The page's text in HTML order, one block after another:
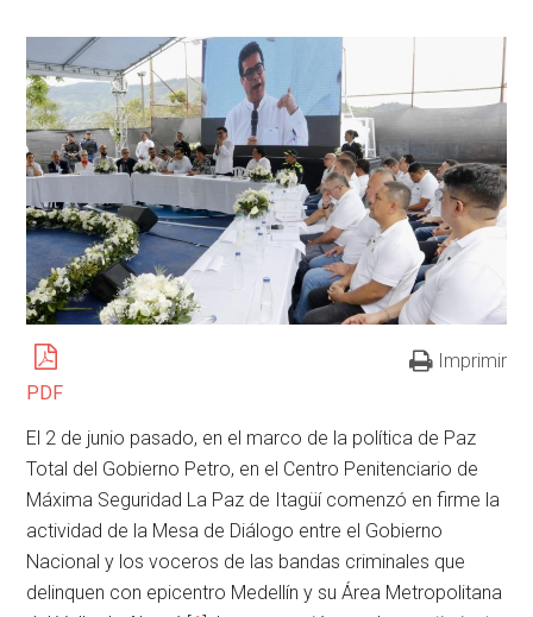
PDF
Imprimir
El 2 de junio pasado, en el marco de la política de Paz
Total del Gobierno Petro, en el Centro Penitenciario de
Máxima Seguridad La Paz de Itagüí comenzó en firme la
actividad de la Mesa de Diálogo entre el Gobierno
Nacional y los voceros de las bandas criminales que
delinquen con epicentro Medellín y su Área Metropolitana